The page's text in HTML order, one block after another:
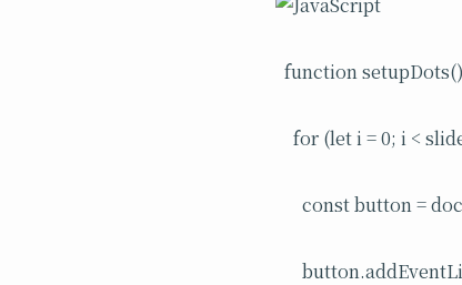
function
for (let i = 0; i <
const button =